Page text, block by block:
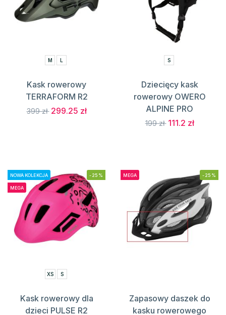
M L
Kask rowerowy
TERRAFORM R2
399 zł 299.25 zł
S
Dziecięcy kask
rowerowy OWERO
ALPINE PRO
199 zł 111.2 zł
NOWA KOLEKCJA
MEGA
-25%
XS S
Kask rowerowy dla
dzieci PULSE R2
MEGA -25%
Zapasowy daszek do
kasku rowerowego